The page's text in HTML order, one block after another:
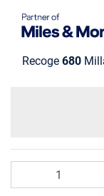
Recoge 680